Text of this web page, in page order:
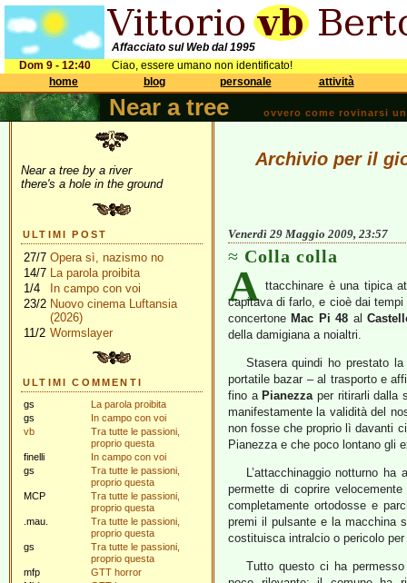
Affacciato sul Web dal 1995
Dom 9 - 12:40
Ciao, essere umano non identificato!
home
blog personale attività
Near a tree ovvero come rovinarsi
Near a tree by a river
there's a hole in the ground
ULTIMI POST
27/7 Opera sì, nazismo no
14/7 La parola proibita
1/4
In campo con voi
23/2 Nuovo cinema Luftansia
(2026)
11/2 Wormslayer
ULTIMI COMMENTI
gs
La parola proibita
gs
In campo con voi
vb
Tra tutte le passioni,
proprio questa
finelli
In campo con voi
gs
Tra tutte le passioni,
proprio questa
MCP
Tra tutte le passioni,
proprio questa
.mau.
Tra tutte le passioni,
proprio questa
gs
Tra tutte le passioni,
proprio questa
mfp
GTT horror
Archivio per il
Venerdì 29 Maggio 2009, 23:57
Colla colla
A ttacchinare è una tipica
capitava di farlo, e cioè dai
concertone Mac Pi 48 al
della damigiana a noialtri.
Stasera quindi ho prestato
portatile bazar – al trasporto e
fino a Pianezza per ritirarli dalla
manifestamente la validità del
non fosse che proprio lì davanti
Pianezza e che poco lontano gli
L’attacchinaggio notturno
permette di coprire
completamente ortodosse e
premi il pulsante e la macchina
costituisca intralcio o pericolo
Tutto questo ci ha